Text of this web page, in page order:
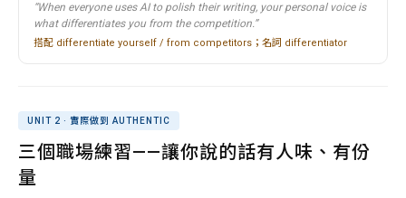
“When everyone uses AI to polish their writing, your personal voice is
what differentiates you from the competition.”
搭配 differentiate yourself / from competitors；名詞 differentiator
UNIT 2 · 實際做到 AUTHENTIC
三個職場練習——讓你說的話有人味、有份
量